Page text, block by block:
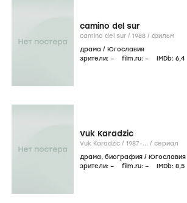
camino del sur
camino del sur / 1988 / фильм
драма / Югославия
зрители: – film.ru: – IMDb: 6,4
Vuk Karadzic
Vuk Karadzic / 1987-... / сериал
драма, биография / Югославия
зрители: – film.ru: – IMDb: 8,5